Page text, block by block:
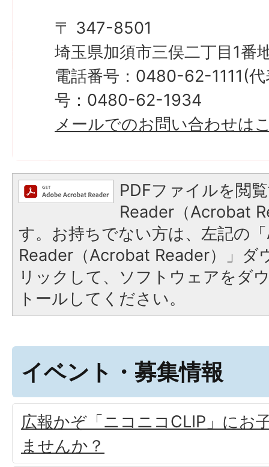
〒 347-8501
埼玉県加須市三俣二丁目1番
電話番号：0480-62-1111(
号：0480-62-1934
メールでのお問い合わせは
PDFファイルを閲
Reader（Acrobat
す。お持ちでない方は、左記の
Reader（Acrobat Reader）」ダ
リックして、ソフトウェアをダ
トールしてください。
イベント・募集情報
広報かぞ「ニコニコCLIP」にお
ませんか？